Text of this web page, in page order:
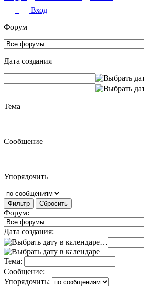
Вход
Форум
Дата создания
Тема
Сообщение
Упорядочить
Фильтр Сбросить
Форум:
Дата создания:
…
Тема:
Сообщение:
Упорядочить: